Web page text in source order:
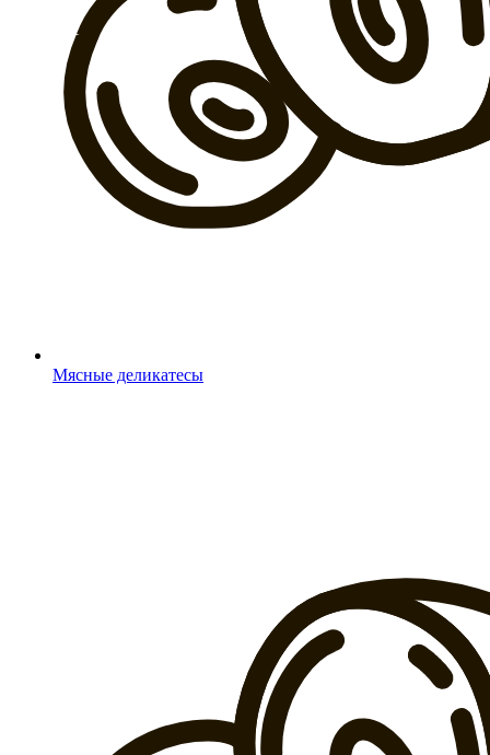
Мясные деликатесы